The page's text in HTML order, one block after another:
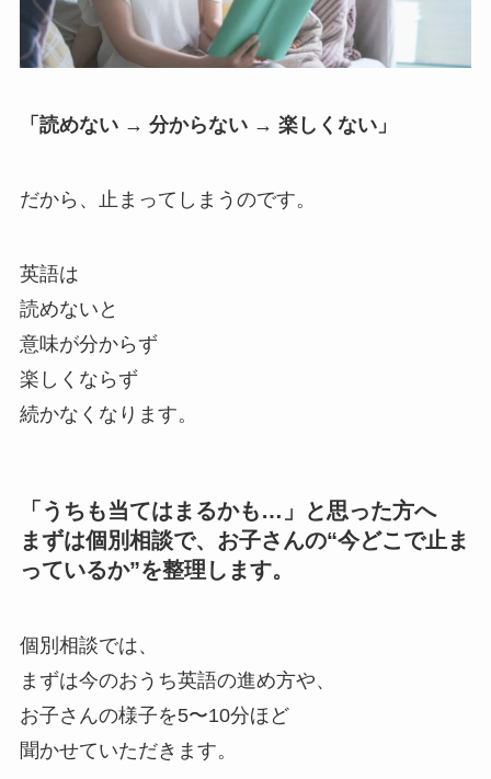
「読めない → 分からない → 楽しくない」
だから、止まってしまうのです。
英語は
読めないと
意味が分からず
楽しくならず
続かなくなります。
「うちも当てはまるかも…」と思った方へ
まずは個別相談で、お子さんの“今どこで止ま
っているか”を整理します。
個別相談では、
まずは今のおうち英語の進め方や、
お子さんの様子を5〜10分ほど
聞かせていただきます。